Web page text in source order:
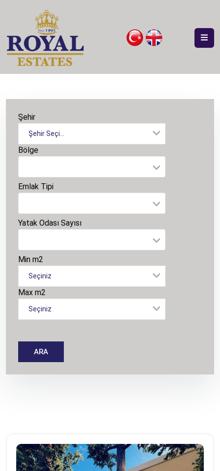
Şehir
Bölge
Emlak Tipi
Yatak Odası Sayısı
Min m2
Seçiniz
Max m2
Seçiniz